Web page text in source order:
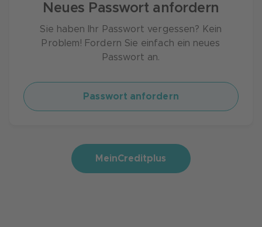
Neues Passwort anfordern
Sie haben Ihr Passwort vergessen? Kein
Problem! Fordern Sie einfach ein neues
Passwort an.
Passwort anfordern
MeinCreditplus